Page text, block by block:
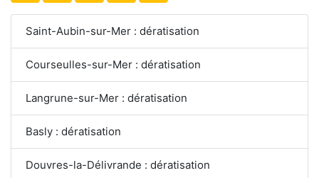
Saint-Aubin-sur-Mer : dératisation
Courseulles-sur-Mer : dératisation
Langrune-sur-Mer : dératisation
Basly : dératisation
Douvres-la-Délivrande : dératisation